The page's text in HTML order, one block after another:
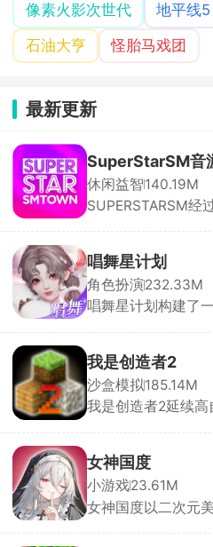
像素火影次世代 地平线5
石油大亨
怪胎马戏团
最新更新
SuperStarSM音
休闲益智140.19M
SUPERSTARSM经
到判定线的瞬间点
准敲击即可积累分
除此之外，游戏还
成体系与实时PK竞
唱舞星计划
角色扮演232.33M
唱舞星计划构建了
衣服，用跳舞的方
技，提升自己的艺
活性。游戏中有大
也可以自由探索，
我是创造者2
沙盒模拟185.14M
我是创造者2延续高
造者，踏入一片由
成的广袤开放世界
为可触摸、可漫游
世界，让创造的乐
女神国度
小游戏23.61M
女神国度以二次元